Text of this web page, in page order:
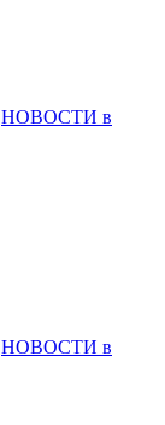
НОВОСТИ в
НОВОСТИ в